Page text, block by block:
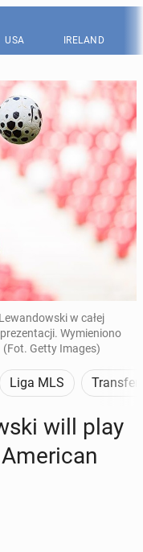
USA IRELAND
w całej
Wymieniono
Getty Images)
Liga MLS
will play